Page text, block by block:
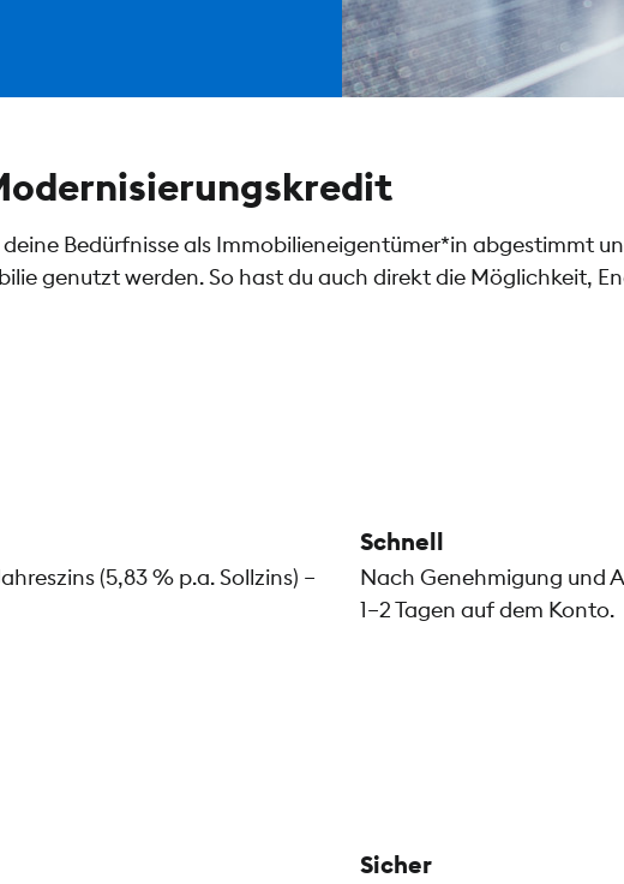
Bedürfnisse als Immobilieneigentümer*in abgestimmt
genutzt werden. So hast du auch direkt die Möglichkeit,
(5,83 % p.a. Sollzins) –
Schnell
Nach Genehmigung und
1–2 Tagen auf dem Konto.
Sicher